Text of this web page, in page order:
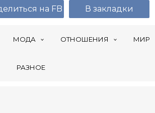
МОДА ОТНОШЕНИЯ МИР
РАЗНОЕ
на FB В закладки